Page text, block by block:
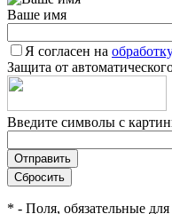
Ваше имя
Я согласен на
Защита от
Введите символы с
* - Поля, обязательные